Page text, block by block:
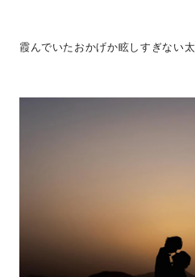
霞んでいたおかげか眩しすぎない